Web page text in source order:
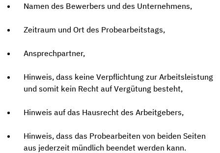
Namen des Bewerbers und des Unternehmens,
Zeitraum und Ort des Probearbeitstags,
Ansprechpartner,
Hinweis, dass keine Verpflichtung zur Arbeitsleistung
und somit kein Recht auf Vergütung besteht,
Hinweis auf das Hausrecht des Arbeitgebers,
Hinweis, dass das Probearbeiten von beiden Seiten
aus jederzeit mündlich beendet werden kann.